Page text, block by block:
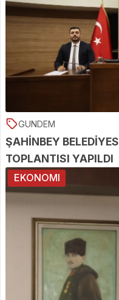
GUNDEM
ŞAHİNBEY
TOPLANTISI YAPILDI
EKONOMI